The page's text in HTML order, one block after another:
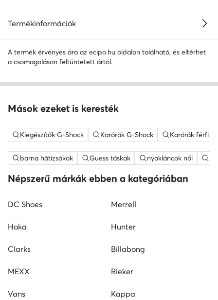
Termékinformációk
A termék érvényes ára az ecipo.hu oldalon található, és eltérhet
a csomagoláson feltüntetett ártól.
Mások ezeket is keresték
Kiegészítők G-Shock Karórák G-Shock Karórák férfi
barna hátizsákok Guess táskak nyakláncok női
Népszerű márkák ebben a kategóriában
DC Shoes Merrell
Hoka Hunter
Clarks Billabong
MEXX Rieker
Vans Kappa